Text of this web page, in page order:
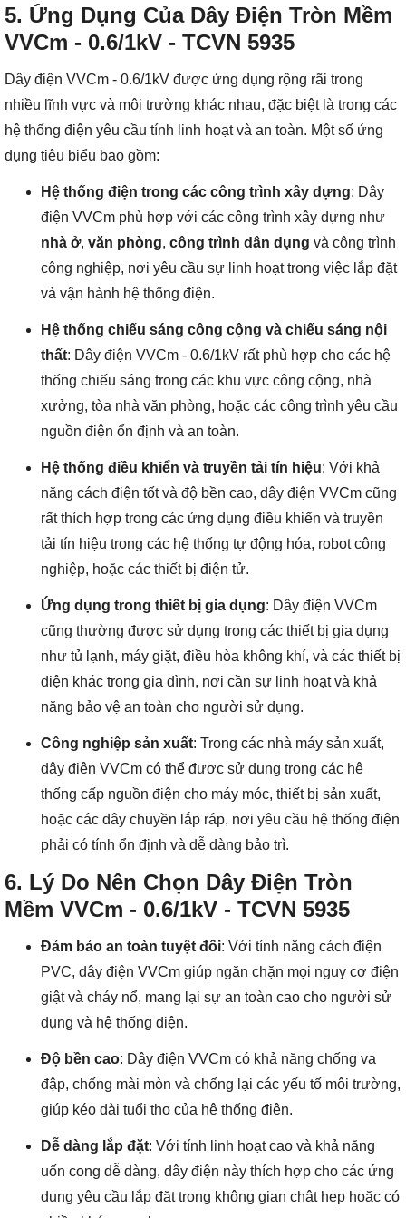
5. Ứng Dụng Của Dây Điện Tròn Mềm
VVCm - 0.6/1kV - TCVN 5935
Dây điện VVCm - 0.6/1kV được ứng dụng rộng rãi trong
nhiều lĩnh vực và môi trường khác nhau, đặc biệt là trong các
hệ thống điện yêu cầu tính linh hoạt và an toàn. Một số ứng
dụng tiêu biểu bao gồm:
Hệ thống điện trong các công trình xây dựng: Dây
điện VVCm phù hợp với các công trình xây dựng như
nhà ở, văn phòng, công trình dân dụng và công trình
công nghiệp, nơi yêu cầu sự linh hoạt trong việc lắp đặt
và vận hành hệ thống điện.
Hệ thống chiếu sáng công cộng và chiếu sáng nội
thất: Dây điện VVCm - 0.6/1kV rất phù hợp cho các hệ
thống chiếu sáng trong các khu vực công cộng, nhà
xưởng, tòa nhà văn phòng, hoặc các công trình yêu cầu
nguồn điện ổn định và an toàn.
Hệ thống điều khiển và truyền tải tín hiệu: Với khả
năng cách điện tốt và độ bền cao, dây điện VVCm cũng
rất thích hợp trong các ứng dụng điều khiển và truyền
tải tín hiệu trong các hệ thống tự động hóa, robot công
nghiệp, hoặc các thiết bị điện tử.
Ứng dụng trong thiết bị gia dụng: Dây điện VVCm
cũng thường được sử dụng trong các thiết bị gia dụng
như tủ lạnh, máy giặt, điều hòa không khí, và các thiết bị
điện khác trong gia đình, nơi cần sự linh hoạt và khả
năng bảo vệ an toàn cho người sử dụng.
Công nghiệp sản xuất: Trong các nhà máy sản xuất,
dây điện VVCm có thể được sử dụng trong các hệ
thống cấp nguồn điện cho máy móc, thiết bị sản xuất,
hoặc các dây chuyền lắp ráp, nơi yêu cầu hệ thống điện
phải có tính ổn định và dễ dàng bảo trì.
6. Lý Do Nên Chọn Dây Điện Tròn
Mềm VVCm - 0.6/1kV - TCVN 5935
Đảm bảo an toàn tuyệt đối: Với tính năng cách điện
PVC, dây điện VVCm giúp ngăn chặn mọi nguy cơ điện
giật và cháy nổ, mang lại sự an toàn cao cho người sử
dụng và hệ thống điện.
Độ bền cao: Dây điện VVCm có khả năng chống va
đập, chống mài mòn và chống lại các yếu tố môi trường,
giúp kéo dài tuổi thọ của hệ thống điện.
Dễ dàng lắp đặt: Với tính linh hoạt cao và khả năng
uốn cong dễ dàng, dây điện này thích hợp cho các ứng
dụng yêu cầu lắp đặt trong không gian chật hẹp hoặc có